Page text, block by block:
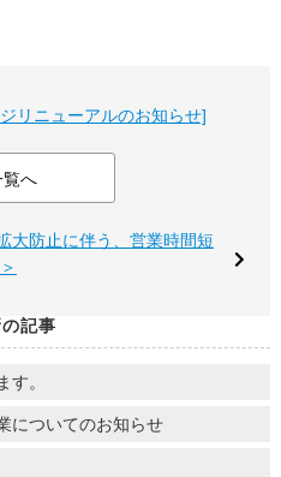
リニューアルのお知らせ]
覧へ
大防止に伴う、営業時間短
記事
す。
についてのお知らせ